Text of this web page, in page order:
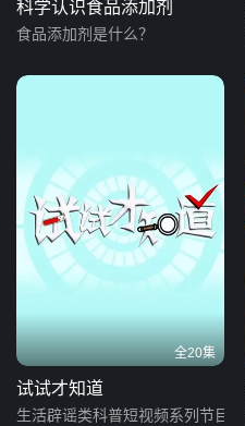
科学认识食品添加剂
食品添加剂是什么？
全20集
试试才知道
生活辟谣类科普短视频系列节目